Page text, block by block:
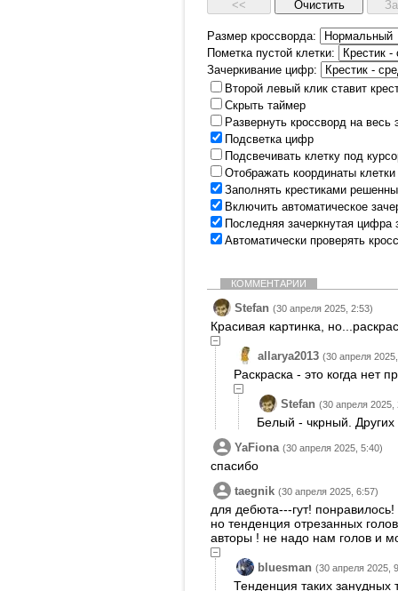
Размер кроссворда:
Пометка пустой клетки:
Зачеркивание цифр:
Второй левый клик ставит
Скрыть таймер
Развернуть кроссворд на
Подсветка цифр
Подсвечивать клетку под
Отображать координаты
Заполнять крестиками
Включить автоматическое
Последняя зачеркнутая цифра
Автоматически проверять
КОММЕНТАРИИ
Stefan (30 апреля 2025, 2:53)
Красивая картинка,
allarya2013 (30 апреля
Раскраска - это когда нет
Stefan (30 апреля 2025,
Белый - чкрный. Других
YaFiona (30 апреля 2025, 5:40)
спасибо
taegnik (30 апреля 2025, 6:57)
для дебюта---гут! понравилось!
но тенденция отрезанных
авторы ! не надо нам голов и
bluesman (30 апреля 2025,
Тенденция таких занудных